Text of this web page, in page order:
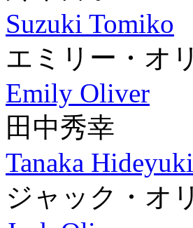
Suzuki Tomiko
エミリー・オ
Emily Oliver
田中秀幸
Tanaka Hideyuki
ジャック・オ